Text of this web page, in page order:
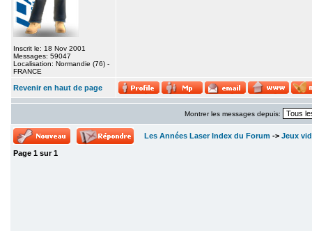
Inscrit le: 18 Nov 2001
Messages: 59047
Localisation: Normandie (76) -
FRANCE
Revenir en haut de page
Montrer les messages depuis:
Les Années Laser Index du Forum -> Jeux
Page 1 sur1